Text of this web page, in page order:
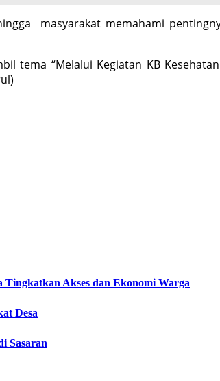
masyarakat memahami
tema “Melalui Kegiatan KB
Tingkatkan Akses dan Ekonomi Warga
Desa
Sasaran